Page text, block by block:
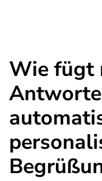
Wie fügt